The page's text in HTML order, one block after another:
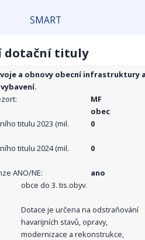
SMART
dotační tituly
a obnovy obecní infrastruktury
MF
obec
titulu 2023 (mil.
0
titulu 2024 (mil.
0
ANO/NE:
ano
obce do 3. tis.obyv.
Dotace je určena na odstraňování
havarijních stavů, opravy,
modernizace a rekonstrukce,